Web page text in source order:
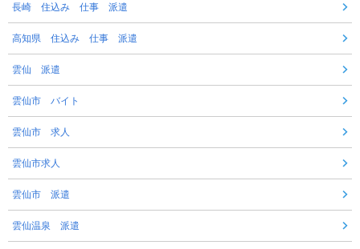
長崎 住込み 仕事 派遣
高知県 住込み 仕事 派遣
雲仙 派遣
雲仙市 バイト
雲仙市 求人
雲仙市求人
雲仙市 派遣
雲仙温泉 派遣